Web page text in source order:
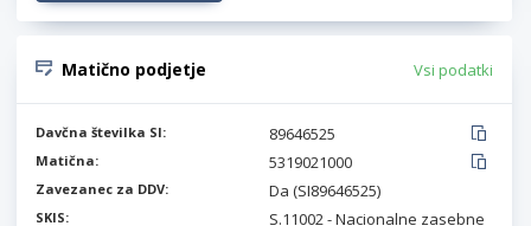
Matično podjetje Vsi podatki
Davčna številka SI: 89646525
Matična: 5319021000
Zavezanec za DDV: Da (SI89646525)
SKIS:
S.11002 - Nacionalne zasebne